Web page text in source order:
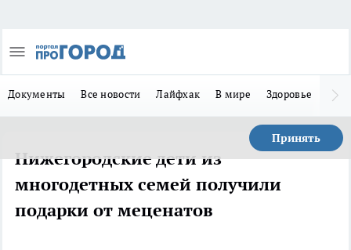
Документы Все новости Лайфхак В мире Здоровье
Принять
Нижегородские дети из
многодетных семей получили
подарки от меценатов